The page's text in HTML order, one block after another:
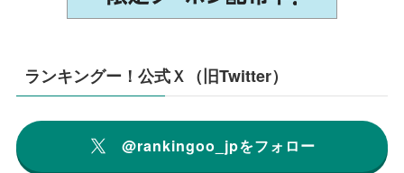
ランキングー！公式Ｘ（旧Twitter）
@rankingoo_jpをフォロー